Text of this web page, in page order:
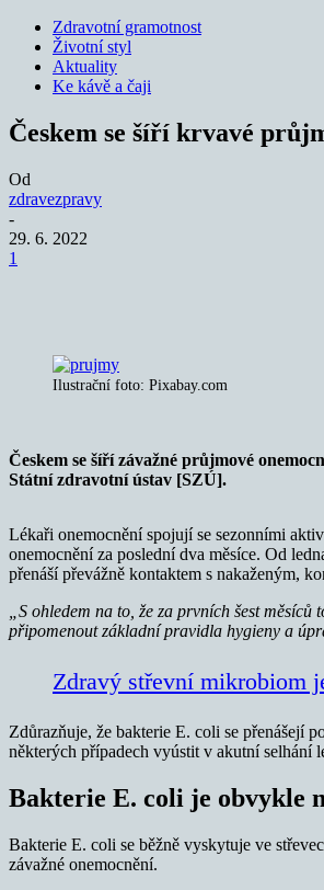
Zdravotní gramotnost
Životní styl
Aktuality
Ke kávě a čaji
Českem se šíří krvavé
Od
zdravezpravy
-
29. 6. 2022
1
Ilustrační foto: Pixabay.com
Českem se šíří závažné průjmové
Státní zdravotní ústav [SZÚ].
Lékaři onemocnění spojují se sezonními
onemocnění za poslední dva měsíce. Od
přenáší převážně kontaktem s nakaženým,
„S ohledem na to, že za prvních šest
připomenout základní pravidla hygieny a
Zdravý střevní mikrobiom
Zdůrazňuje, že bakterie E. coli se přenášejí
některých případech vyústit v akutní selhání
Bakterie E. coli je obvykle
Bakterie E. coli se běžně vyskytuje ve
závažné onemocnění.